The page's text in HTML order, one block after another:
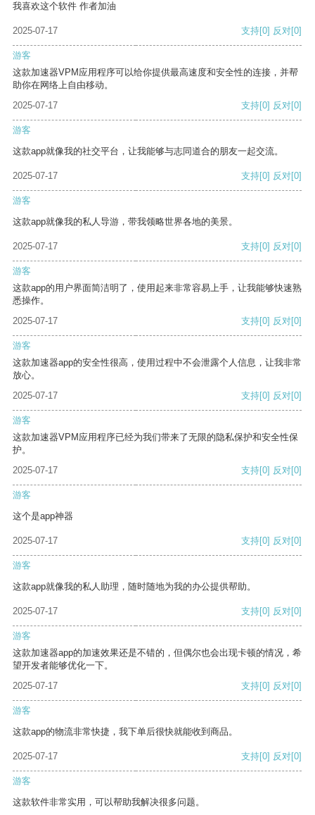
我喜欢这个软件 作者加油
2025-07-17 支持[0] 反对[0]
游客
这款加速器VPM应用程序可以给你提供最高速度和安全性的连接，并帮
助你在网络上自由移动。
2025-07-17
支持[0] 反对[0]
游客
这款app就像我的社交平台，让我能够与志同道合的朋友一起交流。
2025-07-17 支持[0] 反对[0]
游客
这款app就像我的私人导游，带我领略世界各地的美景。
2025-07-17 支持[0] 反对[0]
游客
这款app的用户界面简洁明了，使用起来非常容易上手，让我能够快速熟
悉操作。
2025-07-17
支持[0] 反对[0]
游客
这款加速器app的安全性很高，使用过程中不会泄露个人信息，让我非常
放心。
2025-07-17
支持[0] 反对[0]
游客
这款加速器VPM应用程序已经为我们带来了无限的隐私保护和安全性保
护。
2025-07-17
支持[0] 反对[0]
游客
这个是app神器
2025-07-17 支持[0] 反对[0]
游客
这款app就像我的私人助理，随时随地为我的办公提供帮助。
2025-07-17 支持[0] 反对[0]
游客
这款加速器app的加速效果还是不错的，但偶尔也会出现卡顿的情况，希
望开发者能够优化一下。
2025-07-17
支持[0] 反对[0]
游客
这款app的物流非常快捷，我下单后很快就能收到商品。
2025-07-17 支持[0] 反对[0]
游客
这款软件非常实用，可以帮助我解决很多问题。